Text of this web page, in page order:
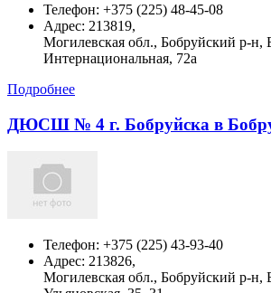
Телефон: +375 (225) 48-45-08
Адрес: 213819,
Могилевская обл., Бобруйский р-н,
Интернациональная, 72а
Подробнее
ДЮСШ № 4 г. Бобруйска в
Телефон: +375 (225) 43-93-40
Адрес: 213826,
Могилевская обл., Бобруйский р-н,